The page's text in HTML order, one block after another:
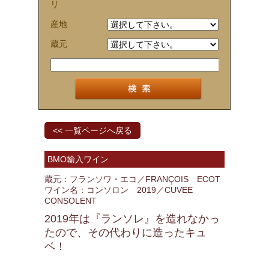
リ
産地
蔵元
<< 一覧ページへ戻る
BMO輸入ワイン
蔵元：フランソワ・エコ／FRANÇOIS ECOT
ワイン名：コンソロン 2019／CUVEE
CONSOLENT
2019年は『ランソレ』を造れなかっ
たので、その代わりに造ったキュ
ベ！